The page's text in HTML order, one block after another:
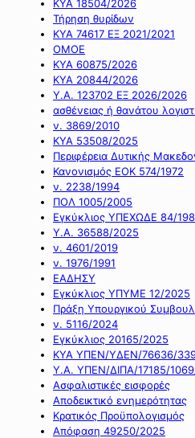
ΚΥΑ 18504/2026
Τήρηση θυρίδων
ΚΥΑ 74617 ΕΞ 2021/2021
ΟΜΟΕ
ΚΥΑ 60875/2026
ΚΥΑ 20844/2026
Υ.Α. 123702 ΕΞ 2026/2026
ασθένειας ή θανάτου
ν. 3869/2010
ΚΥΑ 53508/2025
Περιφέρεια Δυτικής
Κανονισμός ΕΟΚ 574/1972
ν. 2238/1994
ΠΟΛ 1005/2005
Εγκύκλιος ΥΠΕΧΩΔΕ 84/
Υ.Α. 36588/2025
ν. 4601/2019
ν. 1976/1991
ΕΑΔΗΣΥ
Εγκύκλιος ΥΠΥΜΕ 12/2025
Πράξη Υπουργικού
ν. 5116/2024
Εγκύκλιος 20165/2025
ΚΥΑ ΥΠΕΝ/ΥΔΕΝ/76636/
Υ.Α. ΥΠΕΝ/ΔΙΠΑ/17185/
Ασφαλιστικές εισφορές
Αποδεικτικό ενημερότητας
Κρατικός Προϋπολογισμός
Απόφαση 49250/2025